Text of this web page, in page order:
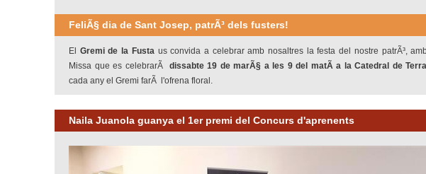
FeliÃ§ dia de Sant Josep, patrÃ³ dels fusters!
El Gremi de la Fustaus convida a celebrar amb nosaltres la festa del nostre patrÃ³,
Missa que es celebrarÃ dissabte 19 de marÃ§ a les 9 del matÃ­ a la Catedral de
cada any el Gremi farÃ l'ofrena floral.
Naila Juanola guanya el 1er premi del Concurs d'aprenents